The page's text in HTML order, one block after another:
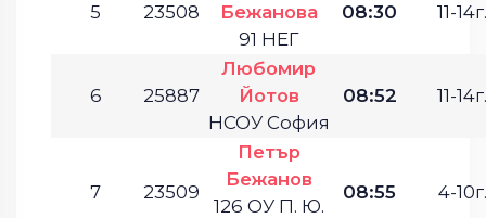
5 23508
Бежанова
91 НЕГ
08:30 11-14г.
6 25887
Любомир
Йотов
НСОУ София
08:52 11-14г.
7 23509
Петър
Бежанов
126 ОУ П. Ю.
08:55 4-10г.